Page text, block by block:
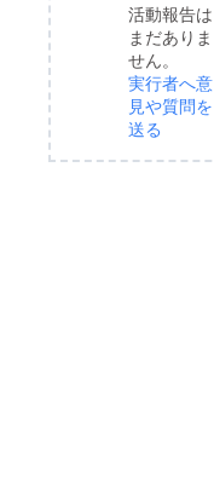
活動報告は
まだありま
せん。
実行者へ意
見や質問を
送る